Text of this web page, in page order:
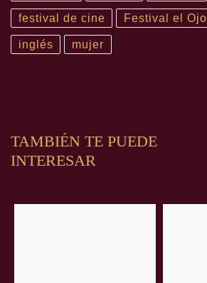
festival de cine Festival el
inglés mujer
TAMBIÉN TE PUEDE
INTERESAR